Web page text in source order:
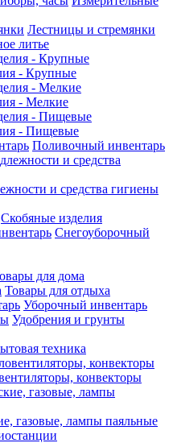
Лестницы и стремянки
литье
- Крупные
- Мелкие
- Пищевые
Поливочный инвентарь
и средства гигиены
Скобяные изделия
Снегоуборочный
для дома
Товары для отдыха
Уборочный инвентарь
Удобрения и грунты
техника
конвекторы
газовые, лампы паяльные